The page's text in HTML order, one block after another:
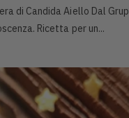
di Candida Aiello Dal
Ricetta per un...